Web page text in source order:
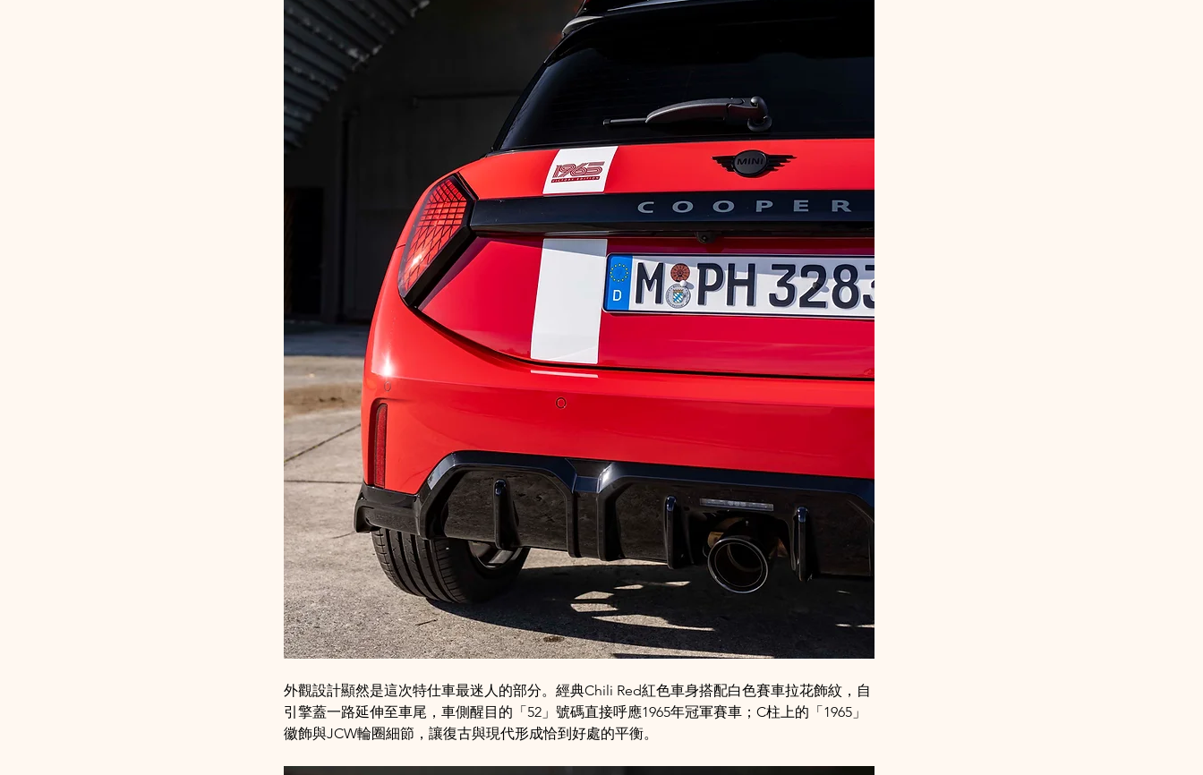
外觀設計顯然是這次特仕車最迷人的部分。經典Chili Red紅色車身搭配白色賽車拉花飾紋，自
引擎蓋一路延伸至車尾，車側醒目的「52」號碼直接呼應1965年冠軍賽車；C柱上的「1965」
徽飾與JCW輪圈細節，讓復古與現代形成恰到好處的平衡。